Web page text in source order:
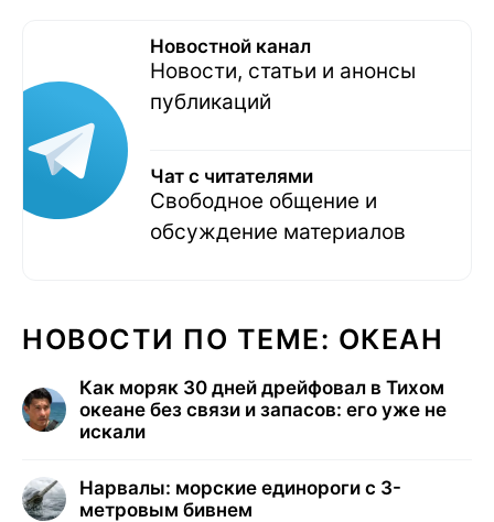
Новостной канал
Новости, статьи и анонсы
публикаций
Чат с читателями
Свободное общение и
обсуждение материалов
НОВОСТИ ПО ТЕМЕ: ОКЕАН
Как моряк 30 дней дрейфовал в Тихом
океане без связи и запасов: его уже не
искали
Нарвалы: морские единороги с 3-
метровым бивнем